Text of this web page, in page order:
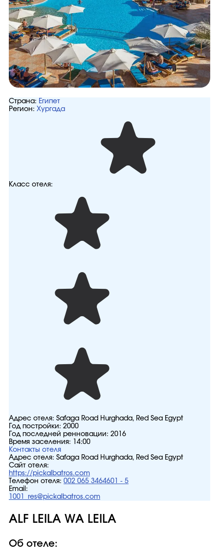
Страна: Египет
Регион: Хургада
Класс отеля:
Адрес отеля: Safaga Road Hurghada, Red Sea Egypt
Год постройки: 2000
Год последней ренновации: 2016
Время заселения:
14:00
Контакты отеля
Адрес отеля: Safaga Road Hurghada, Red Sea Egypt
Сайт отеля:
https://pickalbatros.com
Телефон отеля: 002 065 3464601 - 5
Email:
1001_res@pickalbatros.com
ALF LEILA WA LEILA
Об отеле: